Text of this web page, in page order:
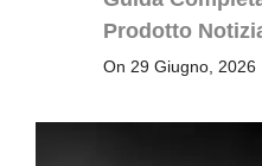
Prodotto
On 29 Giugno, 2026